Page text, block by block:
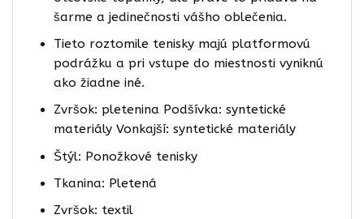
šarme a jedinečnosti vášho oblečenia.
Tieto roztomile tenisky majú platformovú
podrážku a pri vstupe do miestnosti vyniknú
ako žiadne iné.
Zvršok: pletenina Podšívka: syntetické
materiály Vonkajší: syntetické materiály
Štýl: Ponožkové tenisky
Tkanina: Pletená
Zvršok: textil